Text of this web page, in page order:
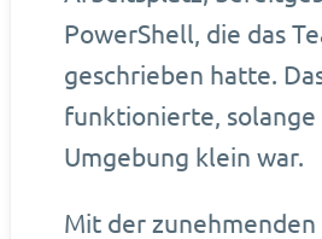
PowerShell, die das
geschrieben hatte.
funktionierte, solange
Umgebung klein war.
Mit der